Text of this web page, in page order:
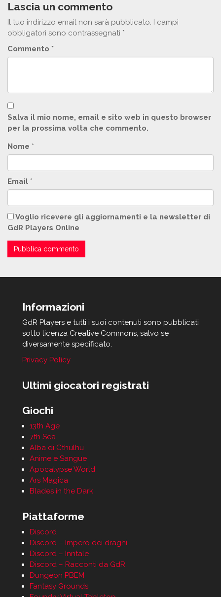
Lascia un commento
Il tuo indirizzo email non sarà pubblicato. I campi
obbligatori sono contrassegnati *
Commento *
Salva il mio nome, email e sito web in questo browser
per la prossima volta che commento.
Nome *
Email *
Voglio ricevere gli aggiornamenti e la newsletter di
GdR Players Online
Informazioni
GdR Players e tutti i suoi contenuti sono pubblicati
sotto licenza Creative Commons, salvo se
diversamente specificato.
Privacy Policy
Ultimi giocatori registrati
Giochi
13th Age
7th Sea
Alba di Cthulhu
Anime e Sangue
Apocalypse World
Ars Magica
Blades in the Dark
Piattaforme
Discord
Discord – Impero dei draghi
Discord – Inntale
Discord – Racconti da GdR
Dungeon PBEM
Fantasy Grounds